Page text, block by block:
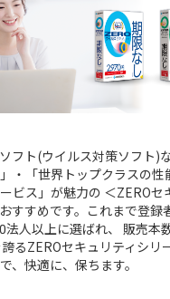
フト(ウイルス対策ソフト)な
・「世界トップクラスの性
ビス」が魅力の ＜ZEROセ
すすめです。 これまで登録
人以上に選ばれ、
販売本
るZEROセキュリティシリ
、快適に、保ちます。